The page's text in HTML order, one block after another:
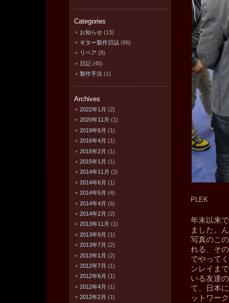
PLEK
年末以来
ました。
写真のこ
れる、そ
でやって
ンレイま
いる友達
て、日本
ットワー
Categories
お知らせ (13)
ギター製作日誌 (66)
リペア (8)
日記 (45)
製作手法 (1)
Archives
2022年1月 (2)
2020年11月 (1)
2019年6月 (1)
2016年4月 (1)
2015年2月 (1)
2015年1月 (1)
2014年11月 (2)
2014年6月 (1)
2014年5月 (4)
2014年4月 (6)
2014年2月 (2)
2013年11月 (1)
2013年9月 (1)
2013年7月 (2)
2013年1月 (2)
2012年7月 (1)
2012年6月 (1)
2012年4月 (1)
2012年2月 (1)